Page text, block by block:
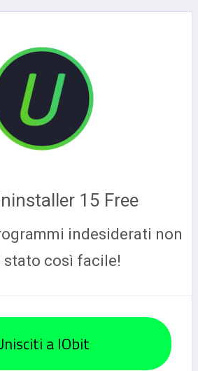
15 Free
indesiderati non
stato così facile!
a IObit